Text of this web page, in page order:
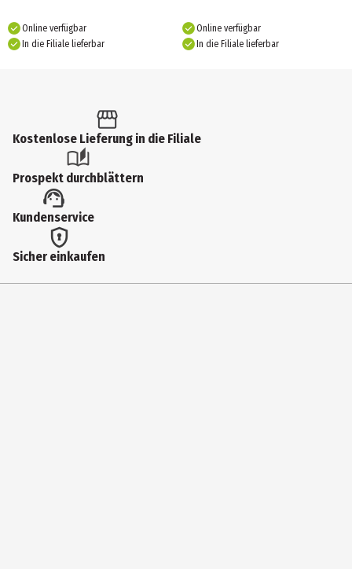
Online verfügbar
In die Filiale lieferbar
Online verfügbar
In die Filiale lieferbar
Kostenlose Lieferung in die Filiale
Prospekt durchblättern
Kundenservice
Sicher einkaufen